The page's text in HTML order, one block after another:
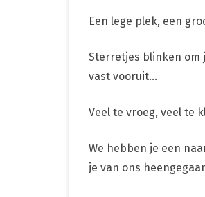
Een lege plek, een
Sterretjes blinken om
vast vooruit…
Veel te vroeg, veel te
We hebben je een
je van ons